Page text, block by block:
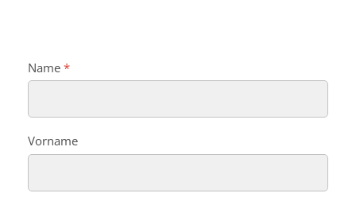
Name *
Vorname